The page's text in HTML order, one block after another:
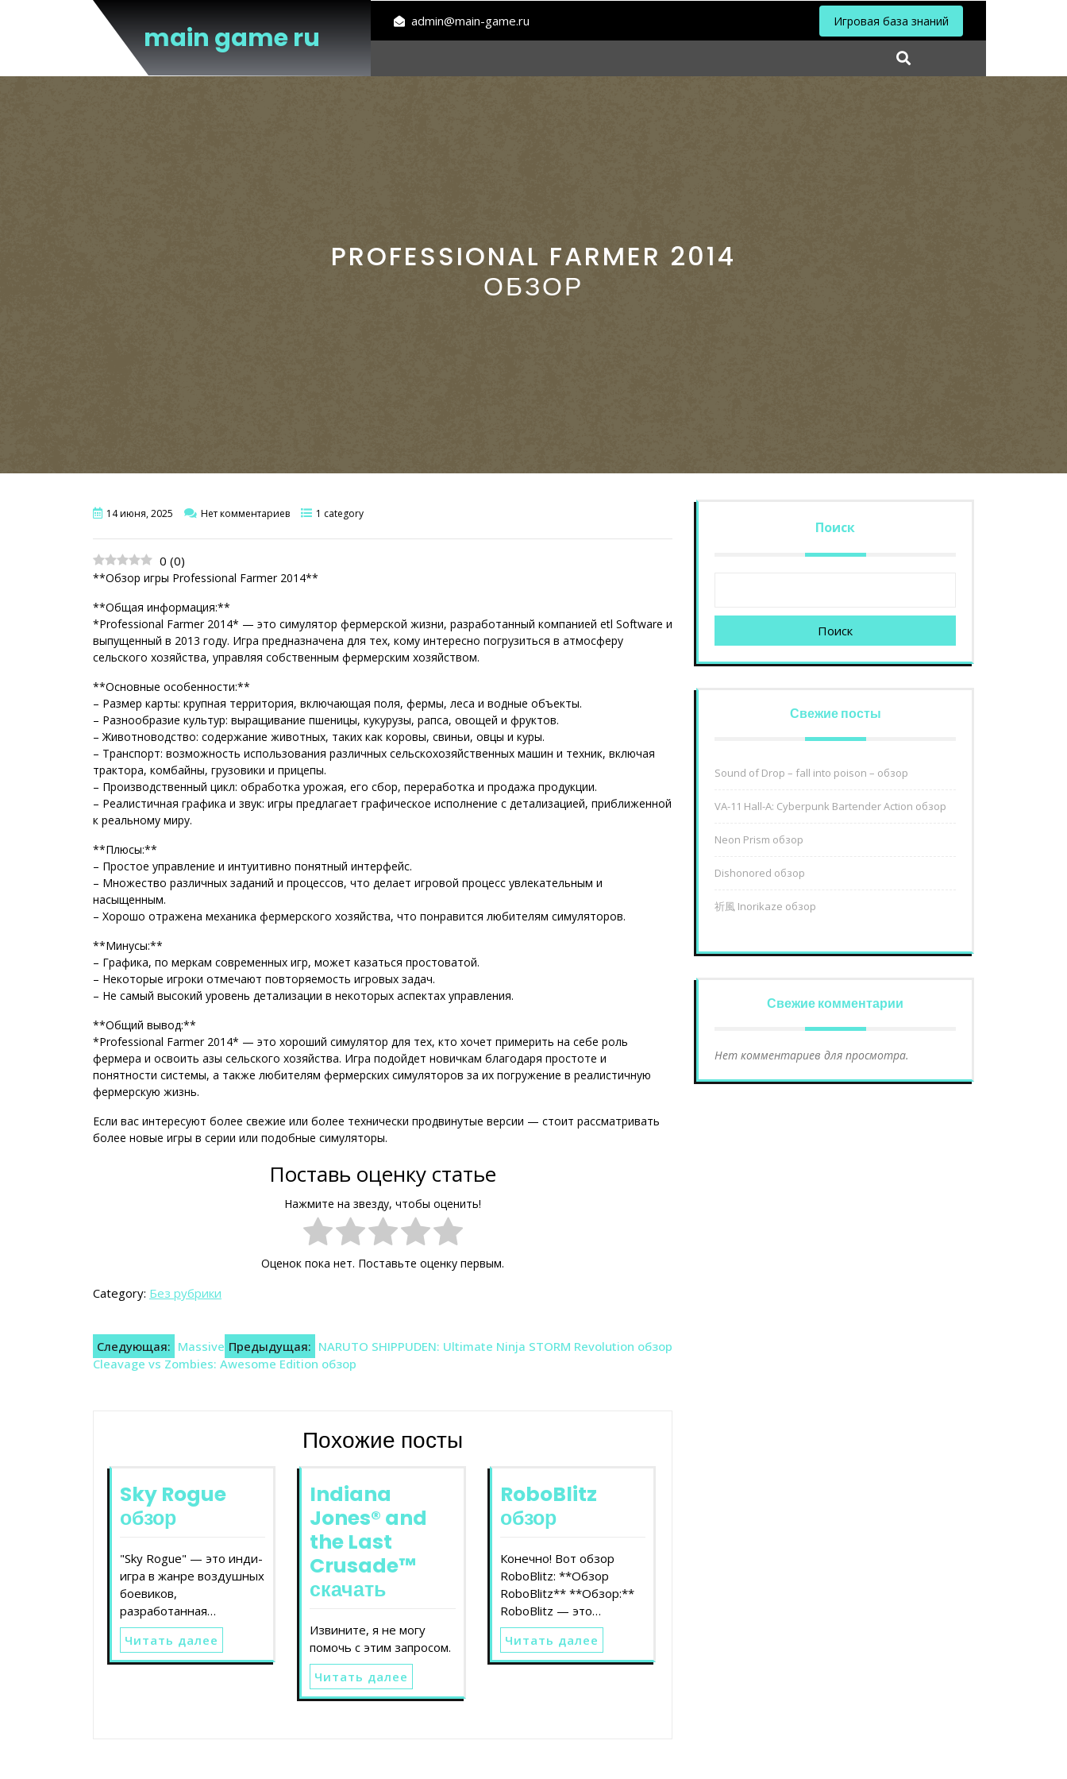
main game ru
admin@main-game.ru Игровая база знаний
PROFESSIONAL FARMER 2014
ОБЗОР
14 июня, 2025 Нет комментариев 1 category
0 (0)
**Обзор игры Professional Farmer 2014**
**Общая информация:**
*Professional Farmer 2014* — это симулятор фермерской жизни, разработанный компанией etl Software и
выпущенный в 2013 году. Игра предназначена для тех, кому интересно погрузиться в атмосферу
сельского хозяйства, управляя собственным фермерским хозяйством.
**Основные особенности:**
– Размер карты: крупная территория, включающая поля, фермы, леса и водные объекты.
– Разнообразие культур: выращивание пшеницы, кукурузы, рапса, овощей и фруктов.
– Животноводство: содержание животных, таких как коровы, свиньи, овцы и куры.
– Транспорт: возможность использования различных сельскохозяйственных машин и техник, включая
трактора, комбайны, грузовики и прицепы.
– Производственный цикл: обработка урожая, его сбор, переработка и продажа продукции.
– Реалистичная графика и звук: игры предлагает графическое исполнение с детализацией, приближенной
к реальному миру.
**Плюсы:**
– Простое управление и интуитивно понятный интерфейс.
– Множество различных заданий и процессов, что делает игровой процесс увлекательным и
насыщенным.
– Хорошо отражена механика фермерского хозяйства, что понравится любителям симуляторов.
**Минусы:**
– Графика, по меркам современных игр, может казаться простоватой.
– Некоторые игроки отмечают повторяемость игровых задач.
– Не самый высокий уровень детализации в некоторых аспектах управления.
**Общий вывод:**
*Professional Farmer 2014* — это хороший симулятор для тех, кто хочет примерить на себе роль
фермера и освоить азы сельского хозяйства. Игра подойдет новичкам благодаря простоте и
понятности системы, а также любителям фермерских симуляторов за их погружение в реалистичную
фермерскую жизнь.
Если вас интересуют более свежие или более технически продвинутые версии — стоит рассматривать
более новые игры в серии или подобные симуляторы.
Поставь оценку статье
Нажмите на звезду, чтобы оценить!
Оценок пока нет. Поставьте оценку первым.
Category: Без рубрики
Навигация
Предыдущая: NARUTO SHIPPUDEN: Ultimate Ninja STORM Revolution обзор
Следующая: Massive
Cleavage vs Zombies: Awesome Edition обзор
Похожие посты
Sky Rogue
обзор
"Sky Rogue" — это инди-
игра в жанре воздушных
боевиков,
разработанная…
Читать далее
Indiana
Jones® and
the Last
Crusade™
скачать
Извините, я не могу
помочь с этим запросом.
Читать далее
RoboBlitz
обзор
Конечно! Вот обзор
RoboBlitz: **Обзор
RoboBlitz** **Обзор:**
RoboBlitz — это…
Читать далее
Поиск
Поиск
Свежие посты
Sound of Drop – fall into poison – обзор
VA-11 Hall-A: Cyberpunk Bartender Action обзор
Neon Prism обзор
Dishonored обзор
祈風 Inorikaze обзор
Свежие комментарии
Нет комментариев для просмотра.